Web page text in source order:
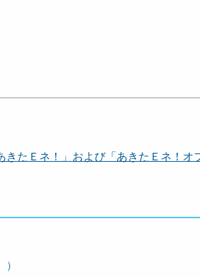
たＥネ！」および「あきたＥネ！オ